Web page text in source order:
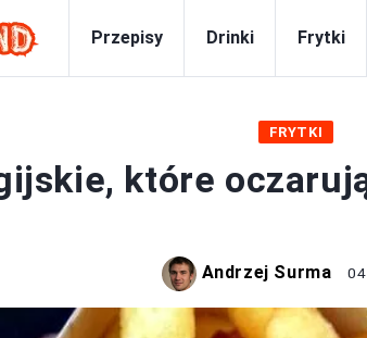
Przepisy Drinki Frytki
FRYTKI
które
Andrzej Surma